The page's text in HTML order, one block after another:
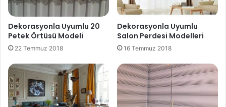
Dekorasyonla Uyumlu 20
Petek Örtüsü Modeli
22 Temmuz 2018
Dekorasyonla Uyumlu
Salon Perdesi Modelleri
16 Temmuz 2018